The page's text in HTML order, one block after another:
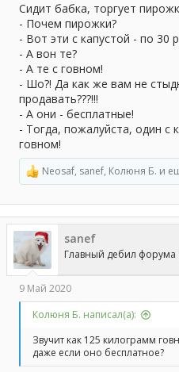
Сидит бабка, торгует
- Почем пирожки?
- Вот эти с капустой - по 30
- А вон те?
- А те с говном!
- Шо?! Да как же вам не
продавать???!!!
- А они - бесплатные!
- Тогда, пожалуйста, один с
говном!
Р
е
а
к
ц
и
и
:
Neosaf, sanef, Колюня Б. и
sanef
Главный дебил форума
9 Май 2020
Колюня Б. написал(а):
Звучит как 125 килограмм
даже если оно бесплатное?